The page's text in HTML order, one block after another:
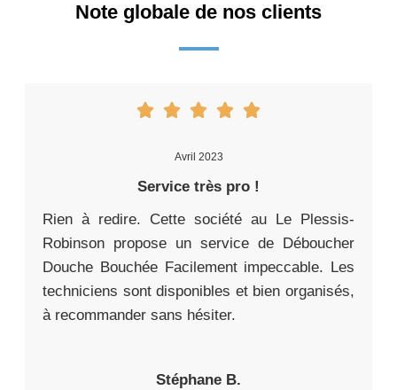
Note globale de nos clients
Avril 2023
Service très pro !
Rien à redire. Cette société au Le Plessis-
Robinson propose un service de Déboucher
Douche Bouchée Facilement impeccable. Les
techniciens sont disponibles et bien organisés,
à recommander sans hésiter.
Stéphane B.